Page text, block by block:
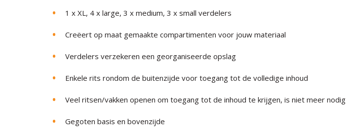
1 x XL, 4 x large, 3 x medium, 3 x small verdelers
Creëert op maat gemaakte compartimenten voor jouw materiaal
Verdelers verzekeren een georganiseerde opslag
Enkele rits rondom de buitenzijde voor toegang tot de volledige inhoud
Veel ritsen/vakken openen om toegang tot de inhoud te krijgen, is niet meer nodig
Gegoten basis en bovenzijde